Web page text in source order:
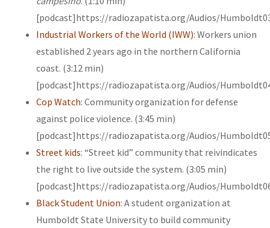
[podcast]https://radiozapatista.org/Audios/
Industrial Workers of the World (IWW): Workers union
established 2 years ago in the northern California
coast. (3:12 min)
[podcast]https://radiozapatista.org/Audios/
Cop Watch: Community organization for defense
against police violence. (3:45 min)
[podcast]https://radiozapatista.org/Audios/
Street kids: “Street kid” community that reivindicates
the right to live outside the system. (3:05 min)
[podcast]https://radiozapatista.org/Audios/
Black Student Union: A student organization at
Humboldt State University to build community